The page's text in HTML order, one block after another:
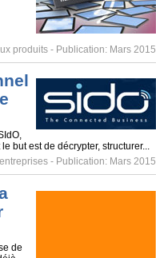
produits - Publication: Mars 2015
but est de décrypter, structurer...
- Publication: Mars 2015
de